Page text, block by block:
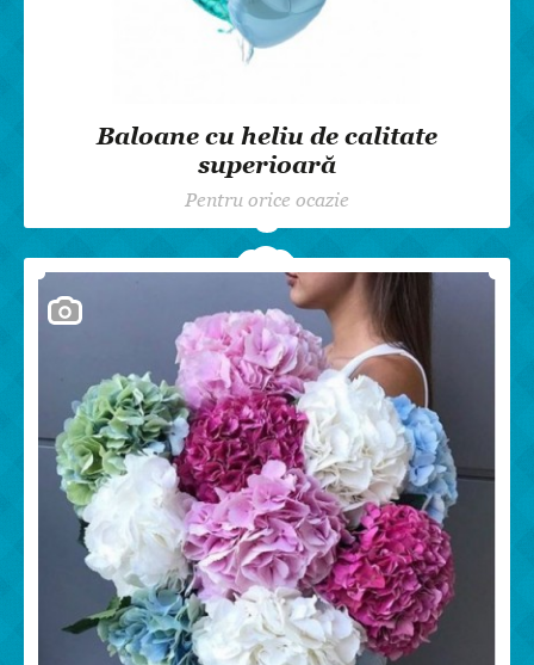
Baloane cu heliu de calitate
superioară
Pentru orice ocazie